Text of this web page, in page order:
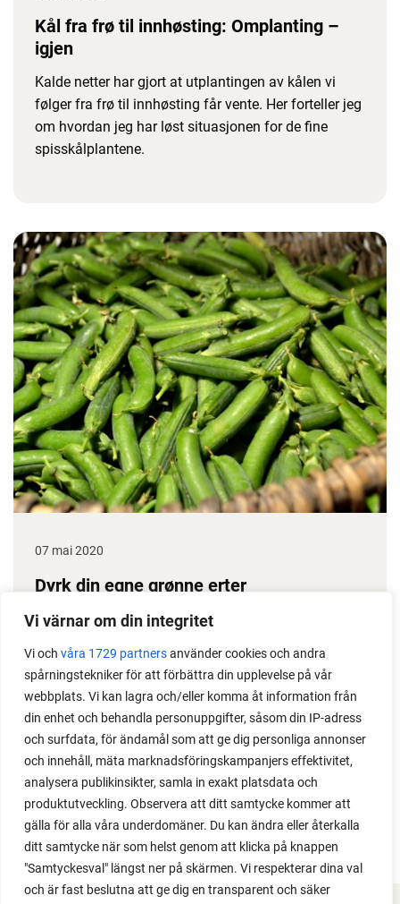
Vi värnar om din integritet
Vi och våra 1729 partnersanvänder cookies och andra
spårningstekniker för att förbättra din upplevelse på vår
webbplats. Vi kan lagra och/eller komma åt information från
din enhet och behandla personuppgifter, såsom din IP-adress
och surfdata, för ändamål som att ge dig personliga annonser
och innehåll, mäta marknadsföringskampanjers effektivitet,
analysera publikinsikter, samla in exakt platsdata och
produktutveckling. Observera att ditt samtycke kommer att
gälla för alla våra underdomäner. Du kan ändra eller återkalla
ditt samtycke när som helst genom att klicka på knappen
"Samtyckesval" längst ner på skärmen. Vi respekterar dina val
och är fast beslutna att ge dig en transparent och säker
Kål fra frø til innhøsting: Omplanting –
igjen
Kalde netter har gjort at utplantingen av kålen vi
følger fra frø til innhøsting får vente. Her forteller jeg
om hvordan jeg har løst situasjonen for de fine
spisskålplantene.
07 mai 2020
Dyrk din egne grønne erter
Erter gir stor avling, dessuten klarer de seg i
en gullgruve i kjøkkenhagen. Her får du noen gode
ertedyrketips.